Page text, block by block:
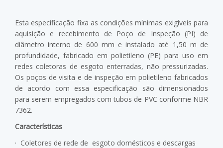
Esta especificação fixa as condições mínimas exigíveis para
aquisição e recebimento de Poço de Inspeção (PI) de
diâmetro interno de 600 mm e instalado até 1,50 m de
profundidade, fabricado em polietileno (PE) para uso em
redes coletoras de esgoto enterradas, não pressurizadas.
Os poços de visita e de inspeção em polietileno fabricados
de acordo com essa especificação são dimensionados
para serem empregados com tubos de PVC conforme NBR
7362.
Características
· Coletores de rede de esgoto domésticos e descargas